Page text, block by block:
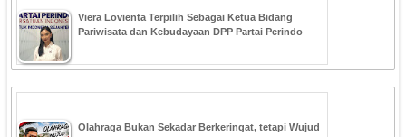
Viera Lovienta Terpilih Sebagai Ketua Bidang
Pariwisata dan Kebudayaan DPP Partai Perindo
Olahraga Bukan Sekadar Berkeringat, tetapi Wujud